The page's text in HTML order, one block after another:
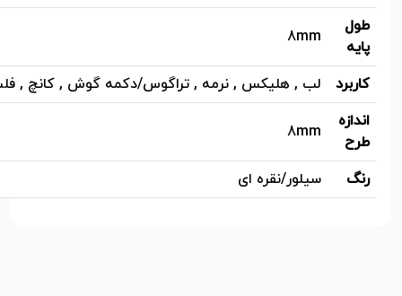
طول
پایه
8mm
کاربرد
لب , هلیکس , نرمه , تراگوس/دکمه گوش , کانچ , فلت
اندازه
طرح
8mm
رنگ سیلور/نقره ای